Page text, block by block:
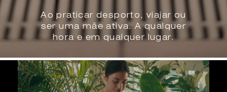
Ao praticar desporto, viajar ou
ser uma mãe ativa. A qualquer
hora e em qualquer lugar.